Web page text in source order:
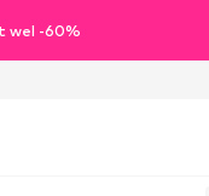
wel -60%